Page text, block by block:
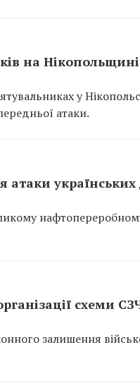
на Нікопольщині
у
атаки.
атаки українських
схеми
залишення